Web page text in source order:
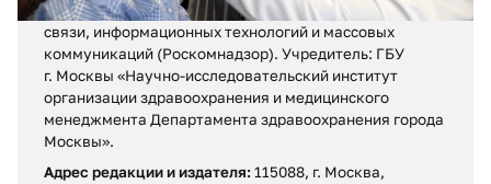
Выдано Федеральной службой по надзору в сфере
связи, информационных технологий и массовых
коммуникаций (Роскомнадзор). Учредитель: ГБУ
г. Москвы «Научно-исследовательский институт
организации здравоохранения и медицинского
менеджмента Департамента здравоохранения города
Москвы».
Адрес редакции и издателя: 115088, г. Москва,